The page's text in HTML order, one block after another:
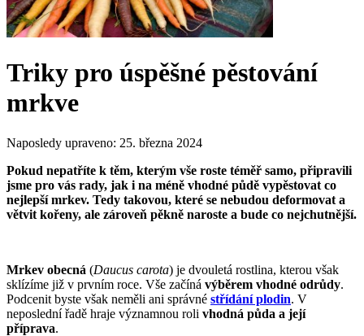
Triky pro úspěšné pěstování
mrkve
Naposledy upraveno: 25. března 2024
Pokud nepatříte k těm, kterým vše roste téměř samo, připravili
jsme pro vás rady, jak i na méně vhodné půdě vypěstovat co
nejlepší mrkev. Tedy takovou, které se nebudou deformovat a
větvit kořeny, ale zároveň pěkně naroste a bude co nejchutnější.
Mrkev obecná (Daucus carota) je dvouletá rostlina, kterou však
sklízíme již v prvním roce. Vše začíná výběrem vhodné odrůdy.
Podcenit byste však neměli ani správné střídání plodin. V
neposlední řadě hraje významnou roli vhodná půda a její
příprava.